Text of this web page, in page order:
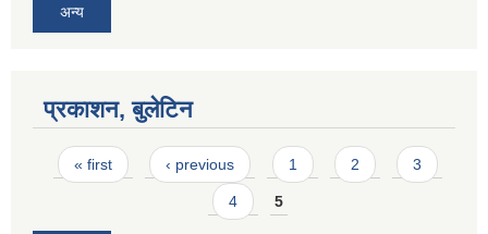
अन्य
प्रकाशन, बुलेटिन
Pages
« first ‹ previous 1 2 3
4 5